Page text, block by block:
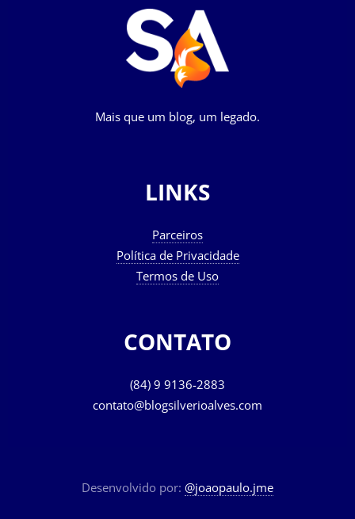
Mais que um blog, um legado.
LINKS
Parceiros
Política de Privacidade
Termos de Uso
CONTATO
(84) 9 9136-2883
contato@blogsilverioalves.com
Desenvolvido por: @joaopaulo.jme